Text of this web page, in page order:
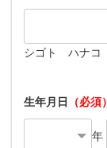
シゴト ハナコ
生年月日 （必須）
年